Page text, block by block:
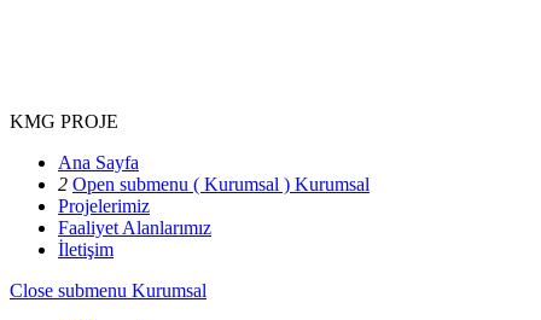
KMG PROJE
Ana Sayfa
2 Open submenu ( Kurumsal ) Kurumsal
Projelerimiz
Faaliyet Alanlarımız
İletişim
Close submenu Kurumsal